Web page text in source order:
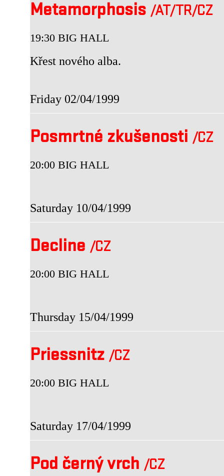
Metamorphosis /AT/TR/CZ
19:30 BIG HALL
Křest nového alba.
Friday 02/04/1999
Posmrtné zkušenosti /CZ
20:00 BIG HALL
Saturday 10/04/1999
Decline /CZ
20:00 BIG HALL
Thursday 15/04/1999
Priessnitz /CZ
20:00 BIG HALL
Saturday 17/04/1999
Pod černý vrch /CZ